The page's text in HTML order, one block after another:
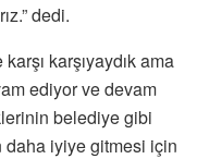
dedi.
karşıyaydık ama
ediyor ve devam
belediye gibi
daha iyiye gitmesi için